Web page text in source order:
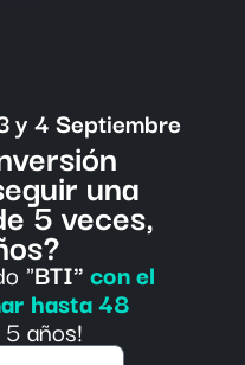
y 4 Septiembre
una
5 veces,
"BTI" con el
hasta 48
años!